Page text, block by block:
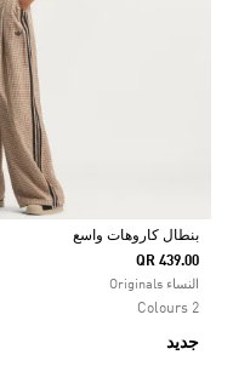
Selected
بنطال كاروهات واسع
QR 439.00
النساء Originals
2 Colours
جديد